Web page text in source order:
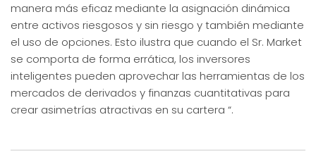
manera más eficaz mediante la asignación dinámica
entre activos riesgosos y sin riesgo y también mediante
el uso de opciones. Esto ilustra que cuando el Sr. Market
se comporta de forma errática, los inversores
inteligentes pueden aprovechar las herramientas de los
mercados de derivados y finanzas cuantitativas para
crear asimetrías atractivas en su cartera “.